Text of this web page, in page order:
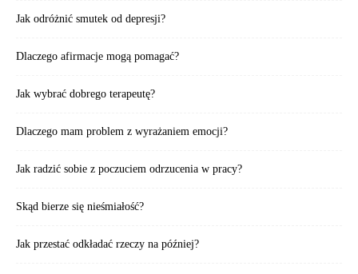
Jak odróżnić smutek od depresji?
Dlaczego afirmacje mogą pomagać?
Jak wybrać dobrego terapeutę?
Dlaczego mam problem z wyrażaniem emocji?
Jak radzić sobie z poczuciem odrzucenia w pracy?
Skąd bierze się nieśmiałość?
Jak przestać odkładać rzeczy na później?